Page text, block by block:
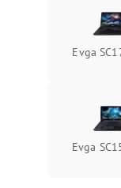
Evga
Evga